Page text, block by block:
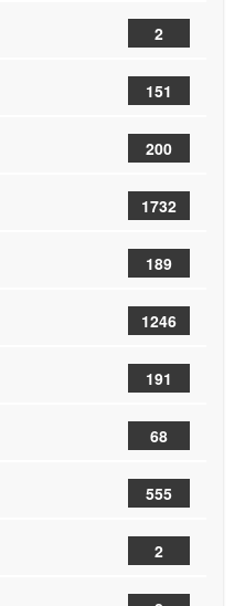
2
151
200
1732
189
1246
191
68
555
2